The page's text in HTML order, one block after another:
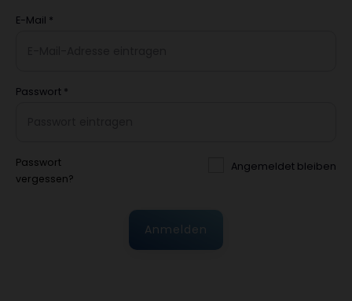
E-Mail *
Passwort *
Passwort
vergessen?
Angemeldet bleiben
Anmelden